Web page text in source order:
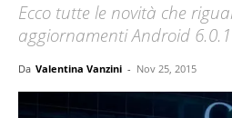
Ecco tutte le novità che
aggiornamenti Android 6.0.1
Da Valentina Vanzini - Nov 25, 2015